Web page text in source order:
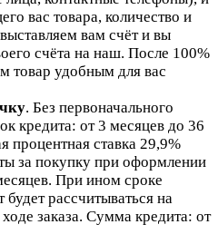
вас товара, количество и
вам счёт и вы
счёта на наш. После 100%
товар удобным для вас
. Без первоначального
кредита: от 3 месяцев до 36
процентная ставка 29,9%
за покупку при оформлении
При ином сроке
рассчитываться на
заказа. Сумма кредита: от